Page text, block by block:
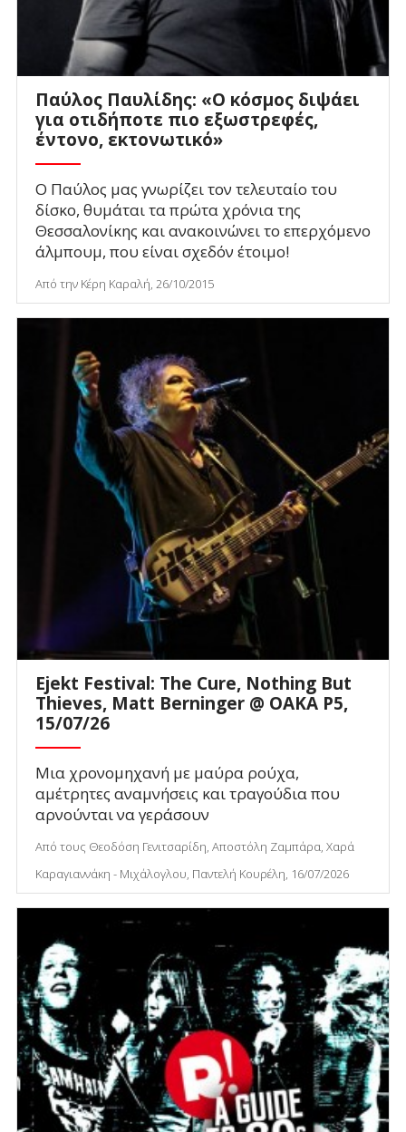
Παύλος Παυλίδης: «Ο κόσμος διψάει
για οτιδήποτε πιο εξωστρεφές,
έντονο, εκτονωτικό»
Ο Παύλος μας γνωρίζει τον τελευταίο του
δίσκο, θυμάται τα πρώτα χρόνια της
Θεσσαλονίκης και ανακοινώνει το επερχόμενο
άλμπουμ, που είναι σχεδόν έτοιμο!
Από την Κέρη Καραλή, 26/10/2015
Ejekt Festival: The Cure, Nothing But
Thieves, Matt Berninger @ ΟΑΚΑ P5,
15/07/26
Μια χρονομηχανή με μαύρα ρούχα,
αμέτρητες αναμνήσεις και τραγούδια που
αρνούνται να γεράσουν
Από τους Θεοδόση Γενιτσαρίδη, Αποστόλη Ζαμπάρα, Χαρά
Καραγιαννάκη - Μιχάλογλου, Παντελή Κουρέλη, 16/07/2026